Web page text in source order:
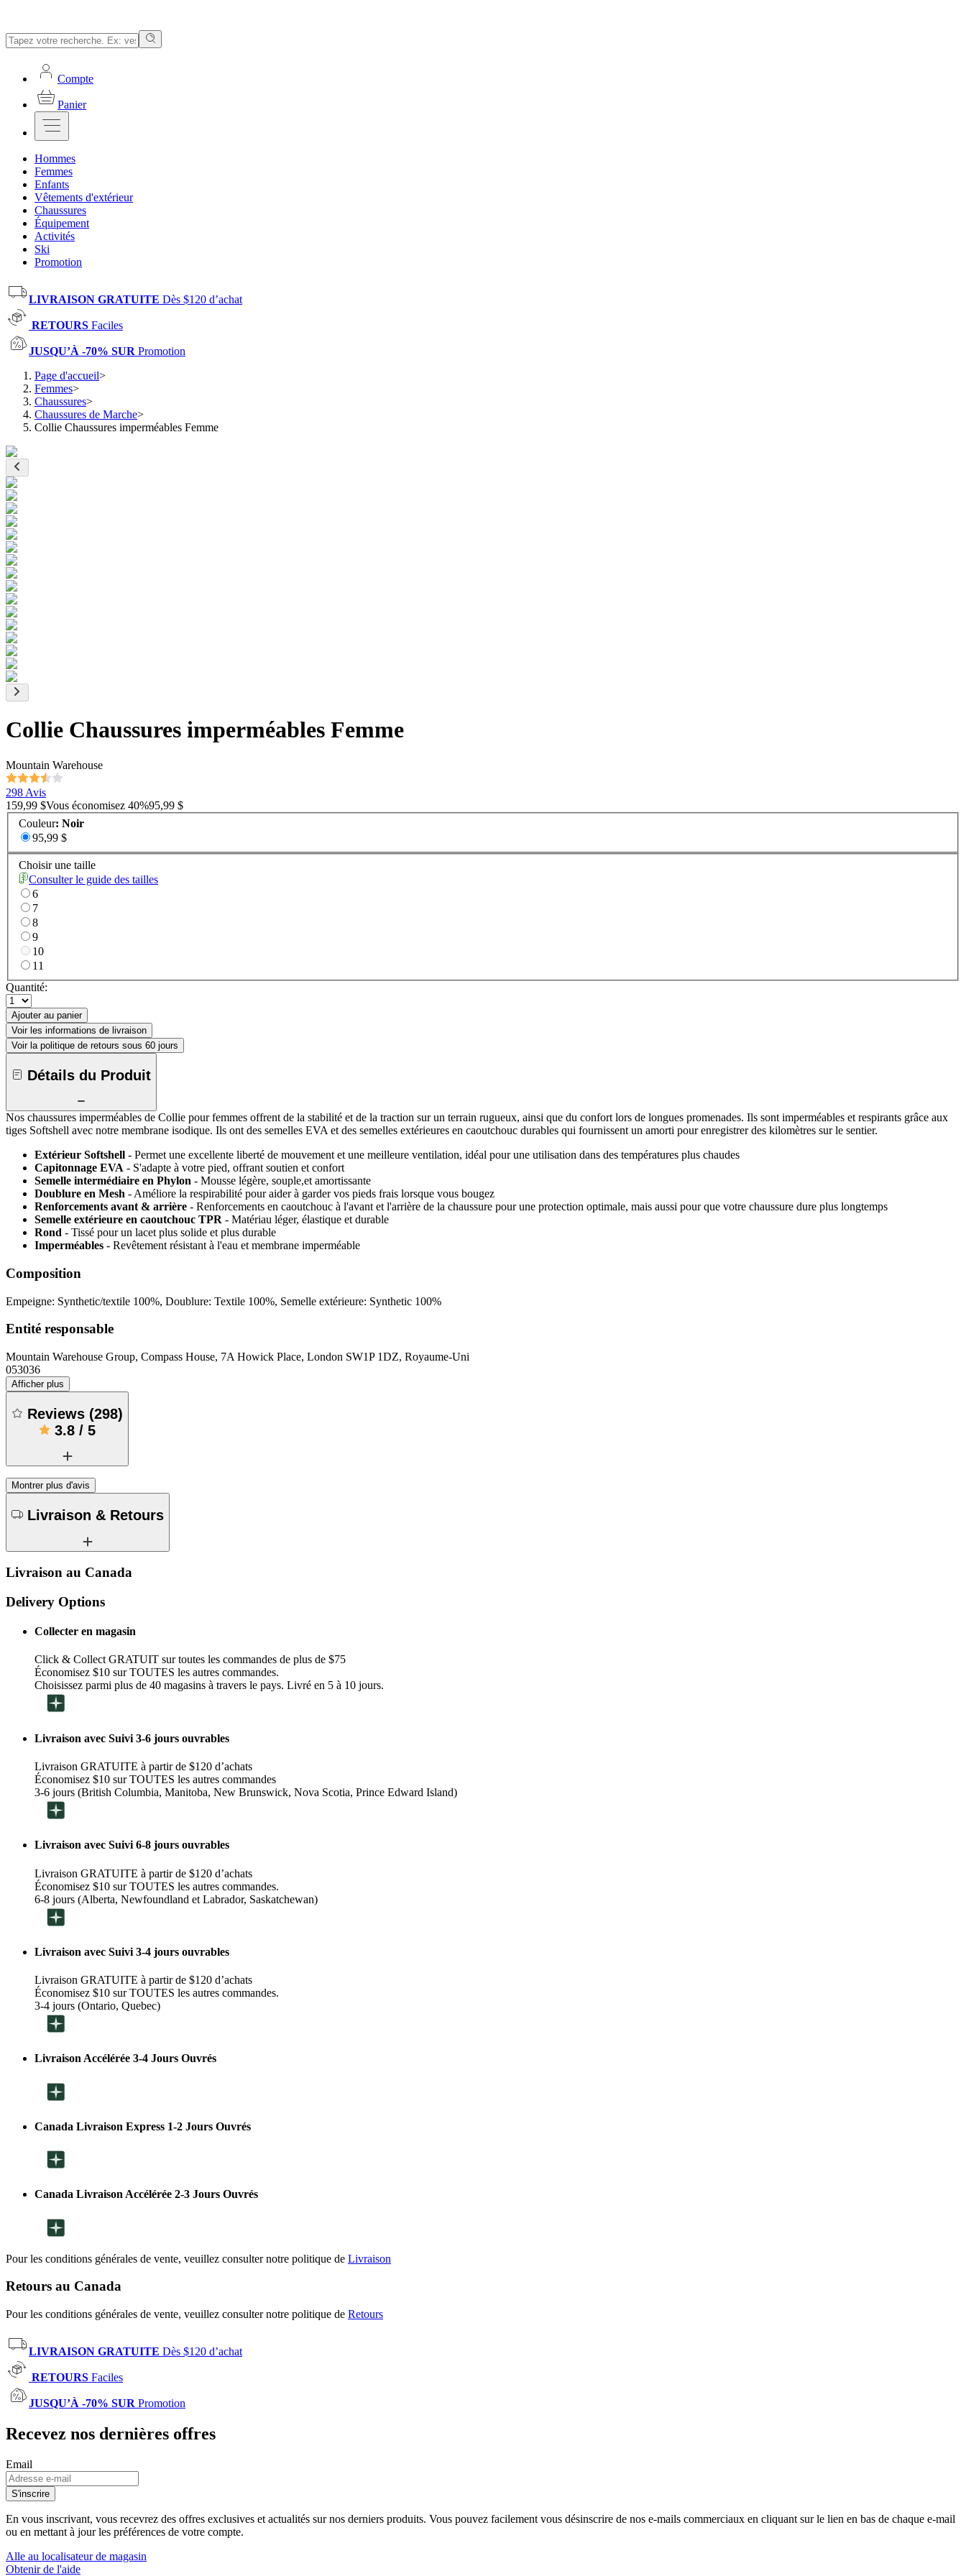
Compte
Panier
Hommes
Femmes
Enfants
Vêtements d'extérieur
Chaussures
Équipement
Activités
Ski
Promotion
LIVRAISON GRATUITE Dès $120 d’achat
RETOURS Faciles
JUSQU’À -70% SUR Promotion
Page d'accueil>
Femmes>
Chaussures>
Chaussures de Marche>
Collie Chaussures imperméables Femme
Collie Chaussures imperméables Femme
Mountain Warehouse
298 Avis
159,99 $Vous économisez 40%95,99 $
Couleur: Noir
95,99 $
Choisir une taille
Consulter le guide des tailles
6
7
8
9
10
11
Quantité:
Ajouter au panier
Voir les informations de livraison
Voir la politique de retours sous 60 jours
Détails du Produit
Nos chaussures imperméables de Collie pour femmes offrent de la stabilité et de la traction sur un terrain rugueux, ainsi que du confort lors de longues promenades. Ils sont imperméables et respirants grâce aux
tiges Softshell avec notre membrane isodique. Ils ont des semelles EVA et des semelles extérieures en caoutchouc durables qui fournissent un amorti pour enregistrer des kilomètres sur le sentier.
Extérieur Softshell - Permet une excellente liberté de mouvement et une meilleure ventilation, idéal pour une utilisation dans des températures plus chaudes
Capitonnage EVA - S'adapte à votre pied, offrant soutien et confort
Semelle intermédiaire en Phylon - Mousse légère, souple,et amortissante
Doublure en Mesh - Améliore la respirabilité pour aider à garder vos pieds frais lorsque vous bougez
Renforcements avant & arrière - Renforcements en caoutchouc à l'avant et l'arrière de la chaussure pour une protection optimale, mais aussi pour que votre chaussure dure plus longtemps
Semelle extérieure en caoutchouc TPR - Matériau léger, élastique et durable
Rond - Tissé pour un lacet plus solide et plus durable
Imperméables - Revêtement résistant à l'eau et membrane imperméable
Composition
Empeigne: Synthetic/textile 100%, Doublure: Textile 100%, Semelle extérieure: Synthetic 100%
Entité responsable
Mountain Warehouse Group, Compass House, 7A Howick Place, London SW1P 1DZ, Royaume-Uni
053036
Afficher plus
Reviews (298)
3.8 / 5
Montrer plus d'avis
Livraison & Retours
Livraison au Canada
Delivery Options
Collecter en magasin
Click & Collect GRATUIT sur toutes les commandes de plus de $75
Économisez $10 sur TOUTES les autres commandes.
Choisissez parmi plus de 40 magasins à travers le pays. Livré en 5 à 10 jours.
Livraison avec Suivi 3-6 jours ouvrables
Livraison GRATUITE à partir de $120 d’achats
Économisez $10 sur TOUTES les autres commandes
3-6 jours (British Columbia, Manitoba, New Brunswick, Nova Scotia, Prince Edward Island)
Livraison avec Suivi 6-8 jours ouvrables
Livraison GRATUITE à partir de $120 d’achats
Économisez $10 sur TOUTES les autres commandes.
6-8 jours (Alberta, Newfoundland et Labrador, Saskatchewan)
Livraison avec Suivi 3-4 jours ouvrables
Livraison GRATUITE à partir de $120 d’achats
Économisez $10 sur TOUTES les autres commandes.
3-4 jours (Ontario, Quebec)
Livraison Accélérée 3-4 Jours Ouvrés
Canada Livraison Express 1-2 Jours Ouvrés
Canada Livraison Accélérée 2-3 Jours Ouvrés
Pour les conditions générales de vente, veuillez consulter notre politique de Livraison
Retours au Canada
Pour les conditions générales de vente, veuillez consulter notre politique de Retours
LIVRAISON GRATUITE Dès $120 d’achat
RETOURS Faciles
JUSQU’À -70% SUR Promotion
Recevez nos dernières offres
Email
S'inscrire
En vous inscrivant, vous recevrez des offres exclusives et actualités sur nos derniers produits. Vous pouvez facilement vous désinscrire de nos e-mails commerciaux en cliquant sur le lien en bas de chaque e-mail
ou en mettant à jour les préférences de votre compte.
Alle au localisateur de magasin
Obtenir de l'aide